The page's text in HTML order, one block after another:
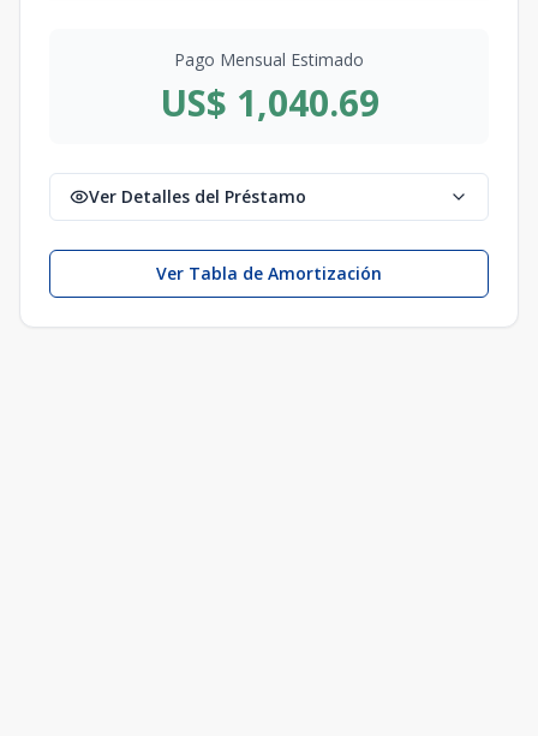
Pago Mensual Estimado
US$ 1,040.69
Ver Detalles del Préstamo
Ver Tabla de Amortización